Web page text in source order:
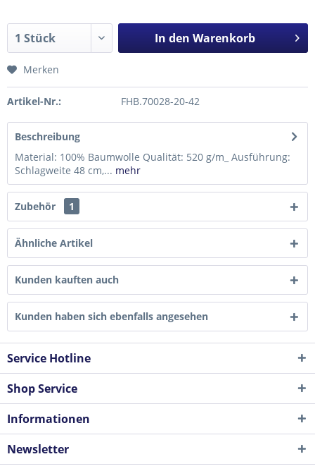
In den Warenkorb
Merken
Artikel-Nr.: FHB.70028-20-42
Beschreibung
Material: 100% Baumwolle Qualität: 520 g/m_ Ausführung:
Schlagweite 48 cm,... mehr
Zubehör 1
Ähnliche Artikel
Kunden kauften auch
Kunden haben sich ebenfalls angesehen
Service Hotline
Shop Service
Informationen
Newsletter